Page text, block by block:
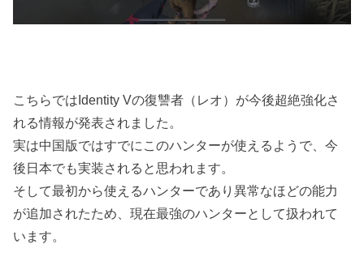
こちらではIdentity Vの復讐者（レオ）が今後超絶強化さ
れる情報が発表されました。
実は中国版ではすでにこのハンターが使えるようで、今
後日本でも実装されると思われます。
そして最初から使えるハンターであり異常なほどの能力
が追加されたため、現在最強のハンターとして扱われて
います。